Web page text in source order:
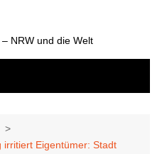
NRW und die Welt
Eigentümer: Stadt